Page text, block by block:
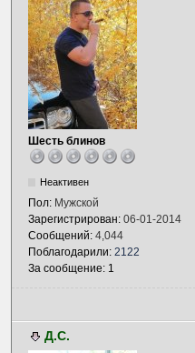
Шесть блинов
Неактивен
Пол: Мужской
Зарегистрирован: 06-01-2014
Сообщений: 4,044
Поблагодарили: 2122
За сообщение: 1
Д.С.